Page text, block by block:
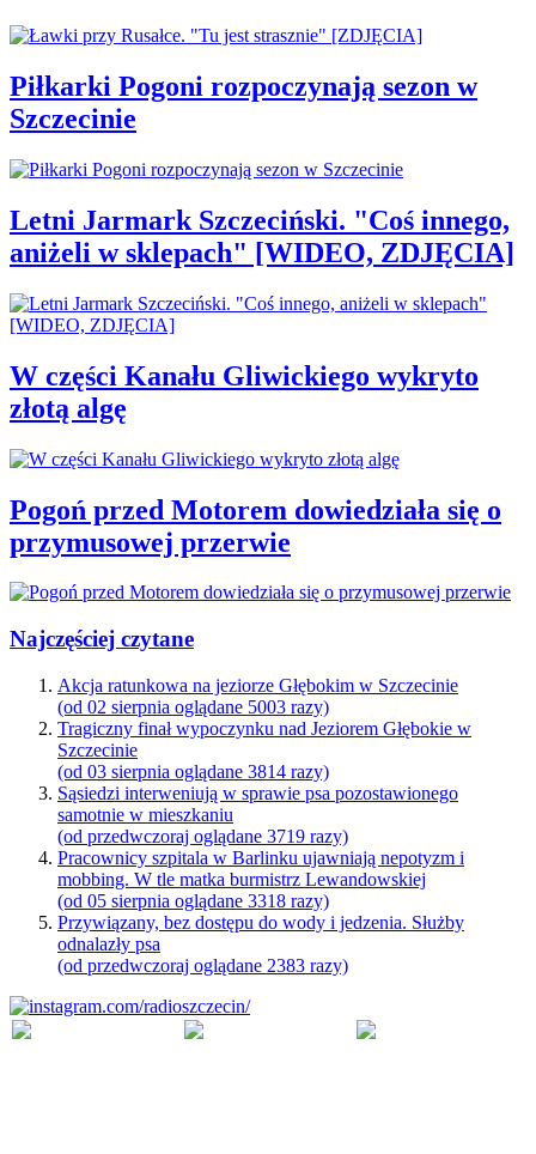
Piłkarki Pogoni rozpoczynają sezon w
Szczecinie
Letni Jarmark Szczeciński. "Coś innego,
aniżeli w sklepach" [WIDEO, ZDJĘCIA]
W części Kanału Gliwickiego wykryto
złotą algę
Pogoń przed Motorem dowiedziała się o
przymusowej przerwie
Najczęściej czytane
Akcja ratunkowa na jeziorze Głębokim w Szczecinie
(od 02 sierpnia oglądane 5003 razy)
Tragiczny finał wypoczynku nad Jeziorem Głębokie w
Szczecinie
(od 03 sierpnia oglądane 3814 razy)
Sąsiedzi interweniują w sprawie psa pozostawionego
samotnie w mieszkaniu
(od przedwczoraj oglądane 3719 razy)
Pracownicy szpitala w Barlinku ujawniają nepotyzm i
mobbing. W tle matka burmistrz Lewandowskiej
(od 05 sierpnia oglądane 3318 razy)
Przywiązany, bez dostępu do wody i jedzenia. Służby
odnalazły psa
(od przedwczoraj oglądane 2383 razy)